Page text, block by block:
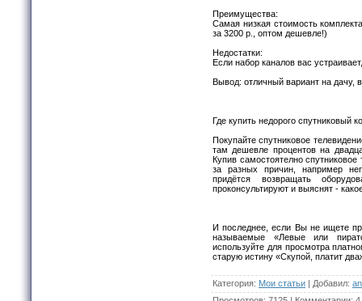
Преимущества:
Самая низкая стоимость
за 3200 р., оптом дешевле!)
Недостатки:
Если набор каналов вас
Вывод: отличный вариант на дачу,
Где купить недорого спутниковый
Покупайте спутниковое
там дешевле процентов на
Купив самостоятелно
за разных причин, например
придётся возвращать
проконсультируют и выяснят -
И последнее, если Вы не ищете
называемые «Левые или
используйте для просмотра
старую истину «Скупой, платит
Категория: Мои статьи | Добавил: